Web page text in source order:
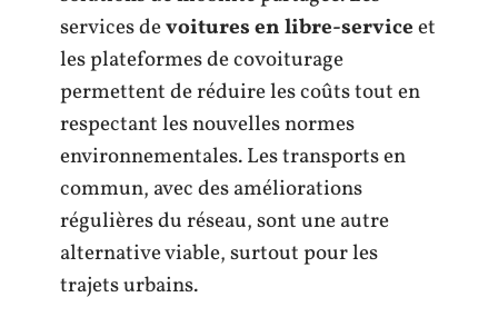
services devoitures en libre-serviceet
les plateformes de covoiturage
permettent de réduire les coûts tout en
respectant les nouvelles normes
environnementales. Les transports en
commun, avec des améliorations
régulières du réseau, sont une autre
alternative viable, surtout pour les
trajets urbains.